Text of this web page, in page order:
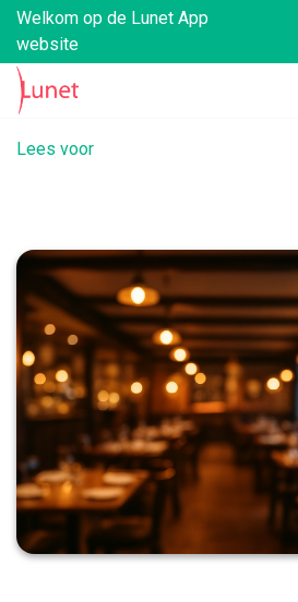
Welkom op de Lunet App
website
Lees voor